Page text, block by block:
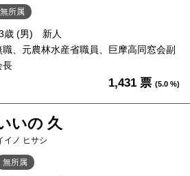
無所属
歳 (男)
新人
職、元農林水産省職員、巨摩高同窓会副
長
1,431 票 (5.0 %)
いの 久
イノ ヒサシ
無所属